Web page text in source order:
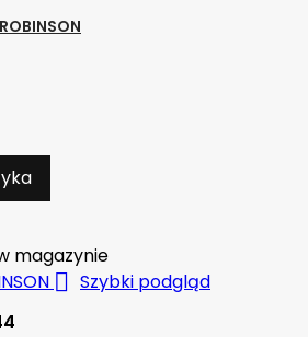
magazynie
 Szybki podgląd